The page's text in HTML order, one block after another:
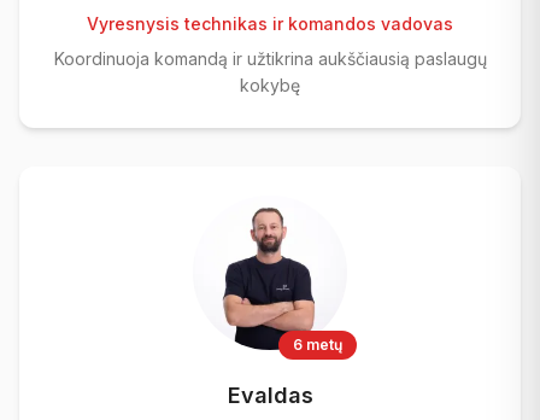
Vyresnysis technikas ir komandos vadovas
Koordinuoja komandą ir užtikrina aukščiausią paslaugų
kokybę
6 metų
Evaldas